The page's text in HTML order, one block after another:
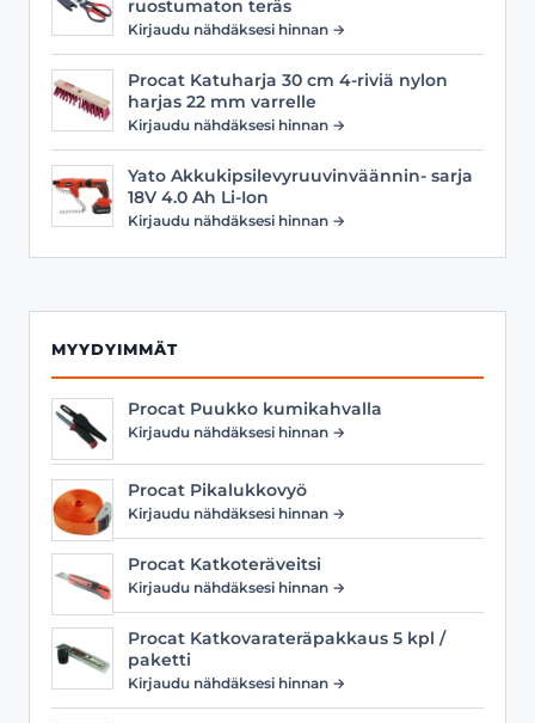
ruostumaton teräs
Kirjaudu nähdäksesi hinnan →
Procat Katuharja 30 cm 4-riviä nylon
harjas 22 mm varrelle
Kirjaudu nähdäksesi hinnan →
Yato Akkukipsilevyruuvinväännin- sarja
18V 4.0 Ah Li-Ion
Kirjaudu nähdäksesi hinnan →
MYYDYIMMÄT
Procat Puukko kumikahvalla
Kirjaudu nähdäksesi hinnan →
Procat Pikalukkovyö
Kirjaudu nähdäksesi hinnan →
Procat Katkoteräveitsi
Kirjaudu nähdäksesi hinnan →
Procat Katkovarateräpakkaus 5 kpl /
paketti
Kirjaudu nähdäksesi hinnan →